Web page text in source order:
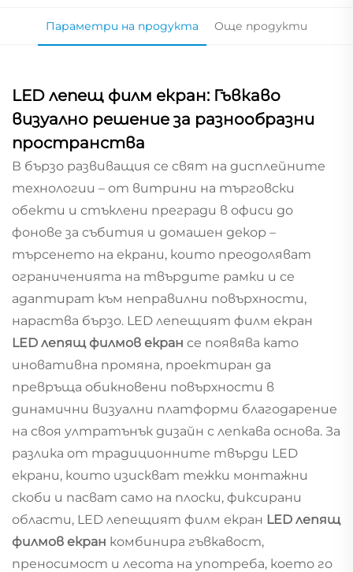
Параметри на продукта Още продукти
LED лепещ филм екран: Гъвкаво
визуално решение за разнообразни
пространства
В бързо развиващия се свят на дисплейните
технологии – от витрини на търговски
обекти и стъклени прегради в офиси до
фонове за събития и домашен декор –
търсенето на екрани, които преодоляват
ограниченията на твърдите рамки и се
адаптират към неправилни повърхности,
нараства бързо. LED лепещият филм екран
LED лепящ филмов екран се появява като
иновативна промяна, проектиран да
превръща обикновени повърхности в
динамични визуални платформи благодарение
на своя ултратънък дизайн с лепкава основа. За
разлика от традиционните твърди LED
екрани, които изискват тежки монтажни
скоби и пасват само на плоски, фиксирани
области, LED лепещият филм екран LED лепящ
филмов екран комбинира гъвкавост,
преносимост и лесота на употреба, което го